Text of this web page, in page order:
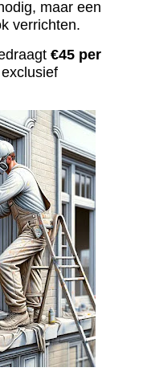
maar een
verrichten.
€45 per